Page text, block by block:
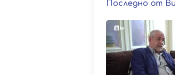
Последно от